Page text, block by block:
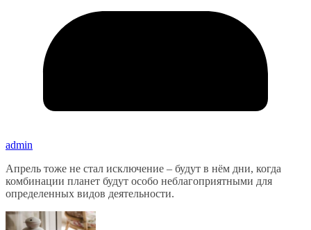
admin
Апрель тоже не стал исключение – будут в нём дни, когда
комбинации планет будут особо неблагоприятными для
определенных видов деятельности.